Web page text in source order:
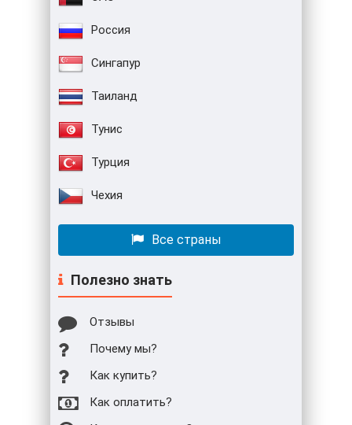
Россия
Сингапур
Таиланд
Тунис
Турция
Чехия
Все страны
Полезно знать
Отзывы
Почему мы?
Как купить?
Как оплатить?